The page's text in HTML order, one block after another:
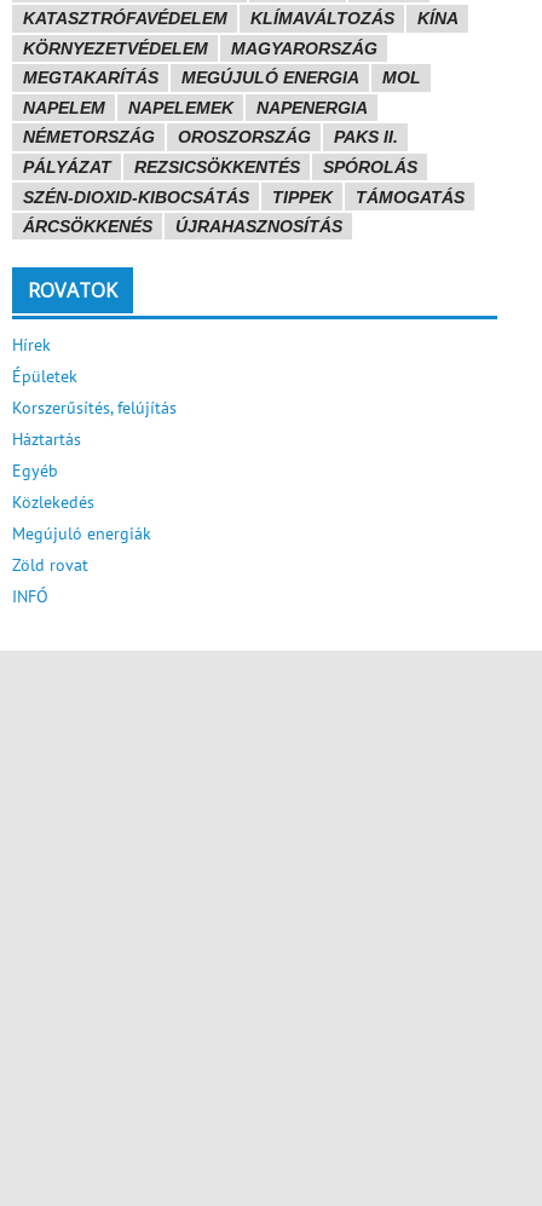
KATASZTRÓFAVÉDELEM
KLÍMAVÁLTOZÁS
KÍNA
KÖRNYEZETVÉDELEM
MAGYARORSZÁG
MEGTAKARÍTÁS
MEGÚJULÓ ENERGIA
MOL
NAPELEM
NAPELEMEK
NAPENERGIA
NÉMETORSZÁG
OROSZORSZÁG
PAKS II.
PÁLYÁZAT
REZSICSÖKKENTÉS
SPÓROLÁS
SZÉN-DIOXID-KIBOCSÁTÁS
TIPPEK
TÁMOGATÁS
ÁRCSÖKKENÉS
ÚJRAHASZNOSÍTÁS
ROVATOK
Hírek
Épületek
Korszerűsítés, felújítás
Háztartás
Egyéb
Közlekedés
Megújuló energiák
Zöld rovat
INFÓ